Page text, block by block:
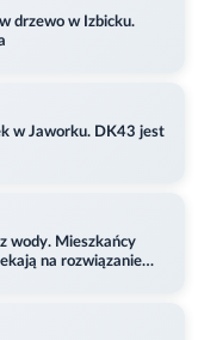
drzewo w Izbicku.
w Jaworku. DK43 jest
wody. Mieszkańcy
na rozwiązanie